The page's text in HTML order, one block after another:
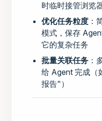
时临时接管浏览
优化任务粒度 ：
模式，保存
它的复杂任务
批量关联任务 ：
给 Agent 完成（
报告"）